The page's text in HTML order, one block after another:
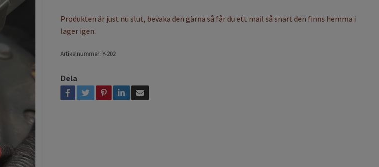
Produkten är just nu slut, bevaka den gärna så får du ett mail så snart den finns hemma i
lager igen.
Artikelnummer: Y-202
Dela